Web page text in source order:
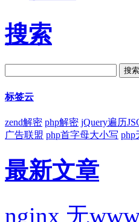
搜索
标签云
zend解密 php解密 jQuery遍历
广告联盟 php首字母大小写 php
最新文章
nginx 无